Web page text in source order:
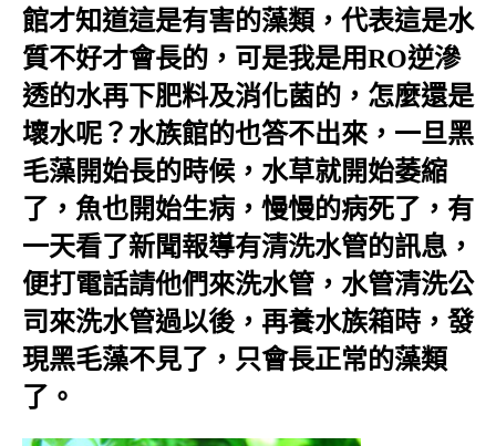
館才知道這是有害的藻類，代表這是水
質不好才會長的，可是我是用RO逆滲
透的水再下肥料及消化菌的，怎麼還是
壞水呢？水族館的也答不出來，一旦黑
毛藻開始長的時候，水草就開始萎縮
了，魚也開始生病，慢慢的病死了，有
一天看了新聞報導有清洗水管的訊息，
便打電話請他們來洗水管，水管清洗公
司來洗水管過以後，再養水族箱時，發
現黑毛藻不見了，只會長正常的藻類
了。